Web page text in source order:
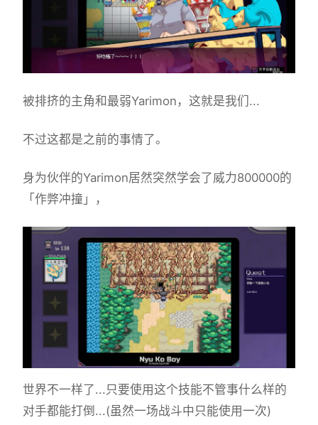
被排挤的主角和最弱Yarimon，这就是我们...
不过这都是之前的事情了。
身为伙伴的Yarimon居然突然学会了威力800000的
「作弊冲撞」，
世界不一样了...只要使用这个技能不管事什么样的
对手都能打倒...(虽然一场战斗中只能使用一次)